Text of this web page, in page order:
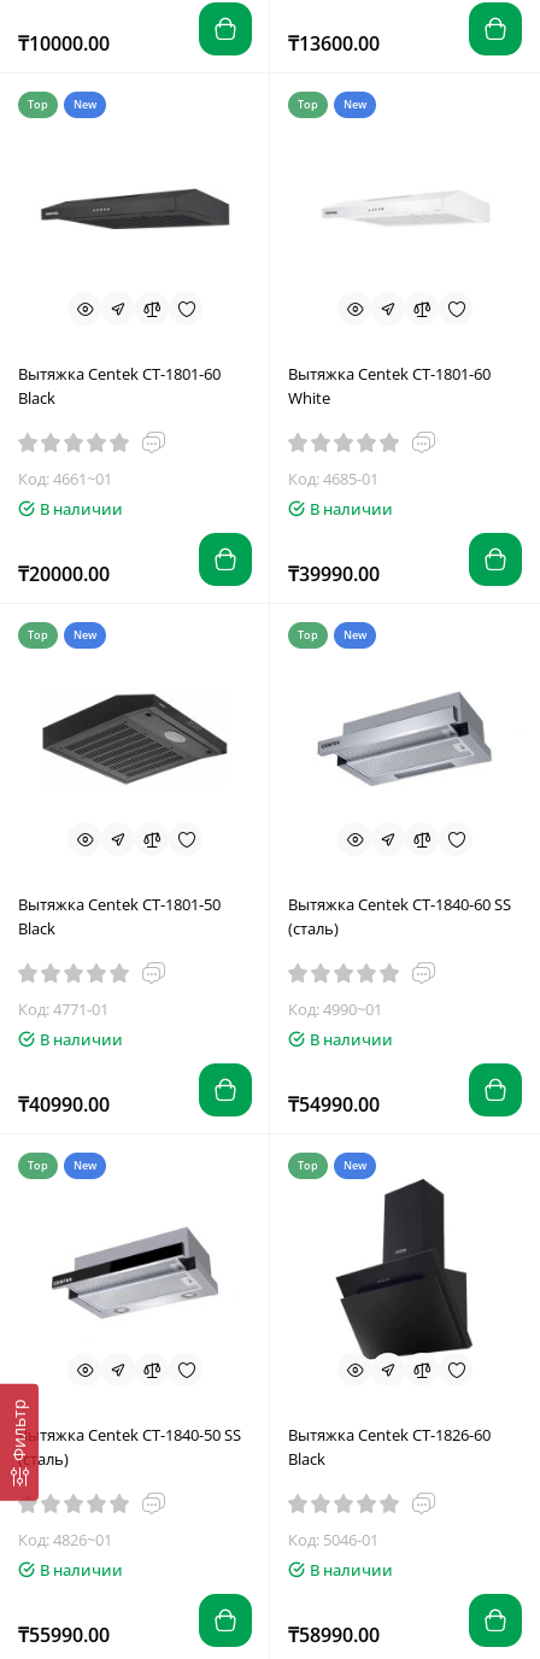
Фильтр
₸10000.00 ₸13600.00
Top New
Вытяжка Centek CT-1801-60
Black
Код: 4661~01
В наличии
₸20000.00
Top New
Вытяжка Centek CT-1801-60
White
Код: 4685-01
В наличии
₸39990.00
Top New
Вытяжка Centek CT-1801-50
Black
Код: 4771-01
В наличии
₸40990.00
Top New
Вытяжка Centek СТ-1840-60 SS
(сталь)
Код: 4990~01
В наличии
₸54990.00
Top New
Вытяжка Centek СТ-1840-50 SS
(сталь)
Код: 4826~01
В наличии
₸55990.00
Top New
Вытяжка Centek CT-1826-60
Black
Код: 5046-01
В наличии
₸58990.00